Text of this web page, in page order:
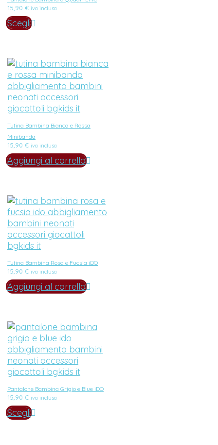
15,90 € iva inclusa
Scegli
Tutina Bambina Bianca e Rossa
Minibanda
15,90 € iva inclusa
Aggiungi al carrello
Tutina Bambina Rosa e Fucsia iDO
15,90 € iva inclusa
Aggiungi al carrello
Pantalone Bambina Grigio e Blue iDO
15,90 € iva inclusa
Scegli